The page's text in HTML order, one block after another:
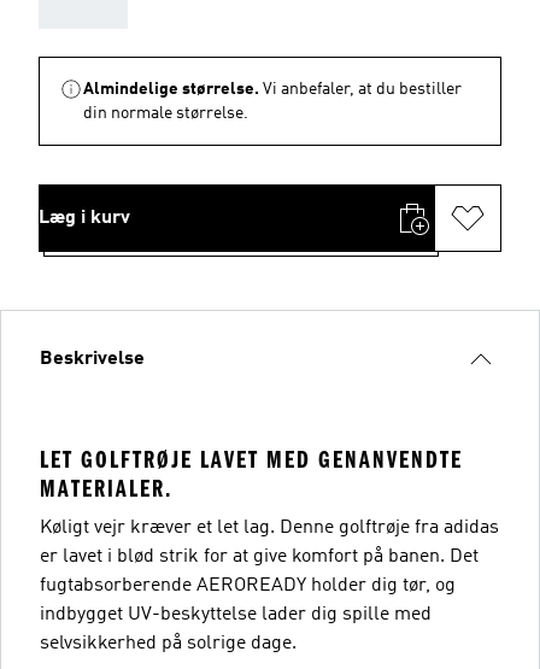
Almindelige størrelse. Vi anbefaler, at du bestiller
din normale størrelse.
Læg i kurv
Beskrivelse
LET GOLFTRØJE LAVET MED GENANVENDTE
MATERIALER.
Køligt vejr kræver et let lag. Denne golftrøje fra adidas
er lavet i blød strik for at give komfort på banen. Det
fugtabsorberende AEROREADY holder dig tør, og
indbygget UV-beskyttelse lader dig spille med
selvsikkerhed på solrige dage.